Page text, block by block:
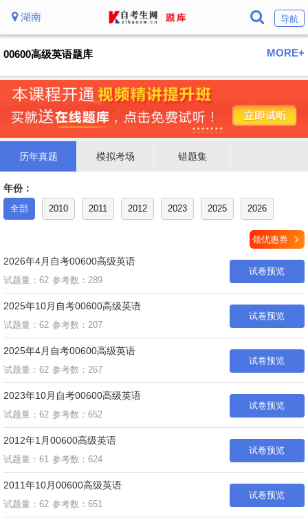
湖南 导航
00600高级英语题库 MORE+
历年真题 模拟考场 错题集
年份：
全部 2010 2011 2012 2023 2025 2026
领优惠券
2026年4月自考00600高级英语
试题量：62 参考数：289
试卷预览
2025年10月自考00600高级英语
试题量：62 参考数：207
试卷预览
2025年4月自考00600高级英语
试题量：62 参考数：267
试卷预览
2023年10月自考00600高级英语
试题量：62 参考数：652
试卷预览
2012年1月00600高级英语
试题量：61 参考数：624
试卷预览
2011年10月00600高级英语
试题量：62 参考数：651
试卷预览